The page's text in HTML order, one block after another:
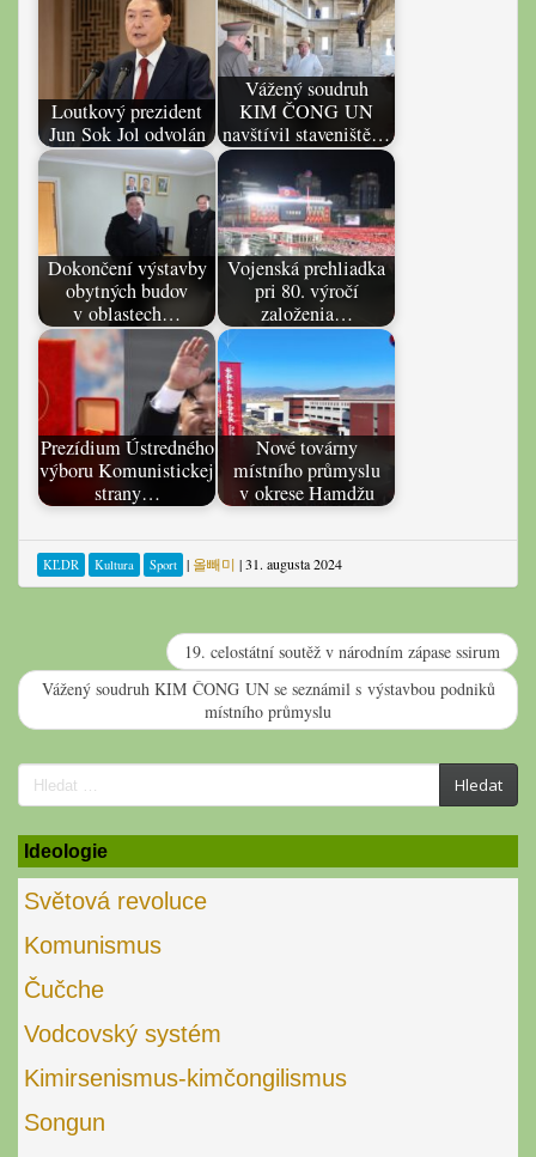
Loutkový prezident
Jun Sok Jol odvolán
Vážený soudruh
KIM ČONG UN
navštívil staveniště…
Dokončení výstavby
obytných budov
v oblastech…
Vojenská prehliadka
pri 80. výročí
založenia…
Prezídium Ústredného
výboru Komunistickej
strany…
Nové továrny
místního průmyslu
v okrese Hamdžu
KĽDR Kultura Sport | 올빼미 |31. augusta 2024
19. celostátní soutěž v národním zápase ssirum
Vážený soudruh KIM ČONG UN se seznámil s výstavbou podniků
místního průmyslu
Search
for:
Hledat
Ideologie
Světová revoluce
Komunismus
Čučche
Vodcovský systém
Kimirsenismus-kimčongilismus
Songun